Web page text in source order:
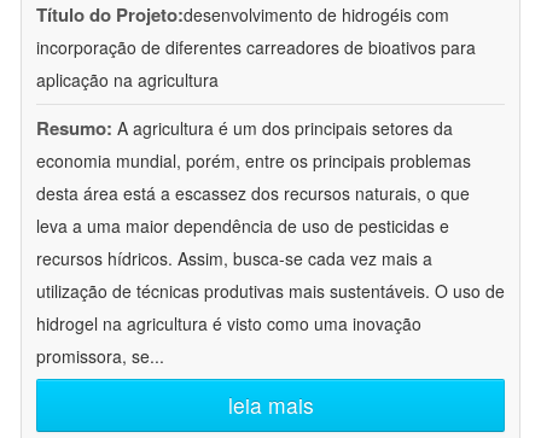
Título do Projeto:desenvolvimento de hidrogéis com
incorporação de diferentes carreadores de bioativos para
aplicação na agricultura
Resumo: A agricultura é um dos principais setores da
economia mundial, porém, entre os principais problemas
desta área está a escassez dos recursos naturais, o que
leva a uma maior dependência de uso de pesticidas e
recursos hídricos. Assim, busca-se cada vez mais a
utilização de técnicas produtivas mais sustentáveis. O uso de
hidrogel na agricultura é visto como uma inovação
promissora, se...
leia mais